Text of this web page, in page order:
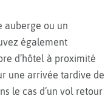
auberge ou un
également
d’hôtel à proximité
une arrivée tardive de
le cas d’un vol retour